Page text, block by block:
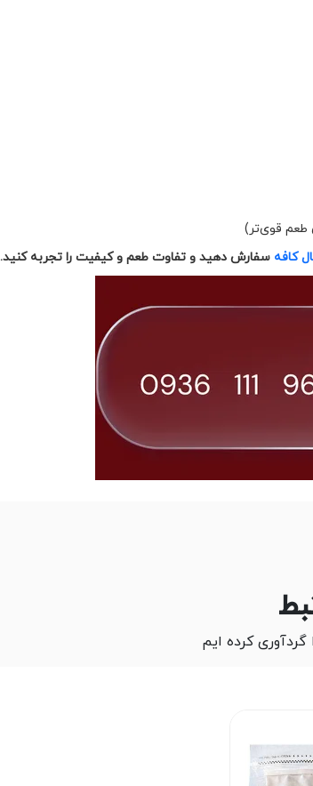
کافه سفارش دهید و تفاوت طعم و کیفیت را تجربه کنید.
کرده ایم